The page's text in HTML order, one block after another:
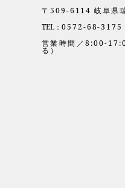
〒509-6114 岐阜県
TEL： 0572-68-3175
営業時間／8:00-
る）